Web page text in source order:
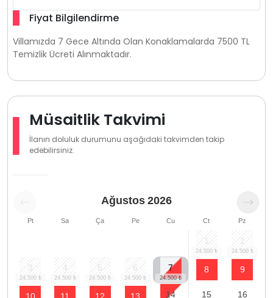
Fiyat Bilgilendirme
Villamızda 7 Gece Altında Olan Konaklamalarda 7500 TL
Temizlik Ücreti Alınmaktadır.
Müsaitlik Takvimi
İlanın doluluk durumunu aşağıdaki takvimden takip
edebilirsiniz.
Ağustos 2026
Pt Sa Ça Pe Cu Ct Pz
1 2
3 4 5 6 7 8 9
14 15 16